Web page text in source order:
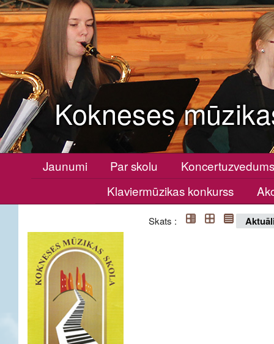
Kokneses
Jaunumi Par skolu
Klaviermūzikas konkurss
Skats :